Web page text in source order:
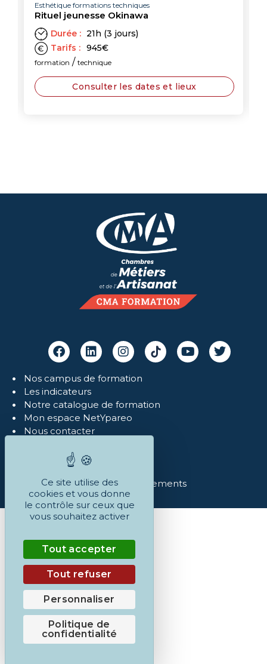
Esthétique formations techniques
Rituel jeunesse Okinawa
Durée : 21h (3 jours)
Tarifs : 945€
formation / technique
Consulter les dates et lieux
Nos campus de formation
Les indicateurs
Notre catalogue de formation
Mon espace NetYpareo
Nous contacter
Politique de confidentialité
Réclamations
Conditions Générales et règlements
Ce site utilise des
cookies et vous donne
le contrôle sur ceux que
vous souhaitez activer
Tout accepter
Tout refuser
Personnaliser
Politique de
confidentialité